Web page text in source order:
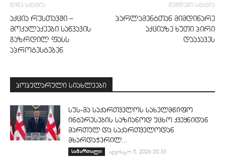
წინა სტატია
აქცია რუსთავში –
მოქალაქეები საწვავის
გაზრდილ ფასს
აპროტესტებენ
შემდეგი სტატია
პარლამენტთან მიმდინარე
აქციაზე ხუთი პირი
დააკავეს
პოპულარული სიახლეები
სუს-მა საქართველოს სახელმწიფო
ინტერესების საზიანოდ უცხო ქვეყნიდან
მართულ და საქართველოდან
მხარდაჭერილ...
სამართალი აგვისტო 5, 2026 20:33